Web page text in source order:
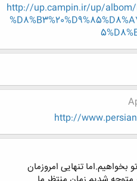
http://up.campin.ir/up/albom/
http://
تنهایی امروزمان